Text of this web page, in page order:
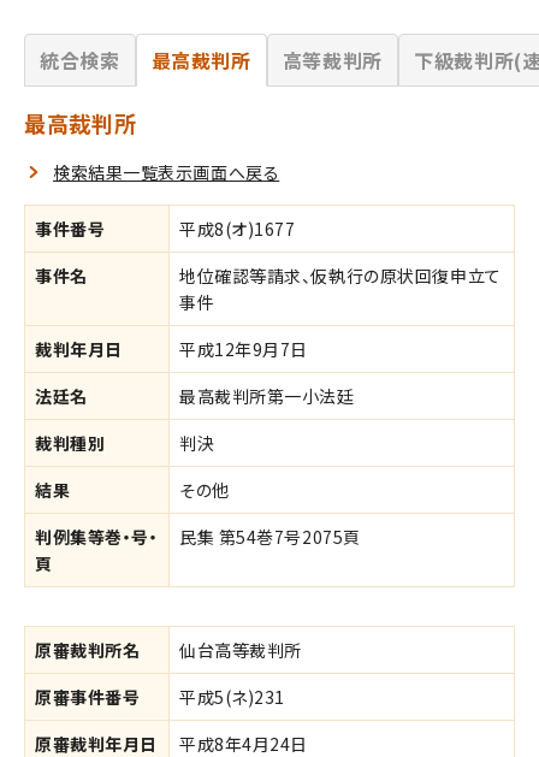
統合検索 最高裁判所 高等裁判所 下級裁判所(
最高裁判所
検索結果一覧表示画面へ戻る
事件番号
平成8(オ)1677
事件名
地位確認等請求、仮執行の原状回復申立て
事件
裁判年月日
平成12年9月7日
法廷名
最高裁判所第一小法廷
裁判種別
判決
結果
その他
判例集等巻・号・
頁
民集 第54巻7号2075頁
原審裁判所名
仙台高等裁判所
原審事件番号
平成5(ネ)231
原審裁判年月日
平成8年4月24日